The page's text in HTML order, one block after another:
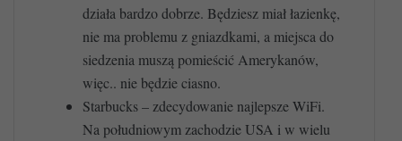
działa bardzo dobrze. Będziesz miał łazienkę,
nie ma problemu z gniazdkami, a miejsca do
siedzenia muszą pomieścić Amerykanów,
więc.. nie będzie ciasno.
Starbucks – zdecydowanie najlepsze WiFi.
Na południowym zachodzie USA i w wielu